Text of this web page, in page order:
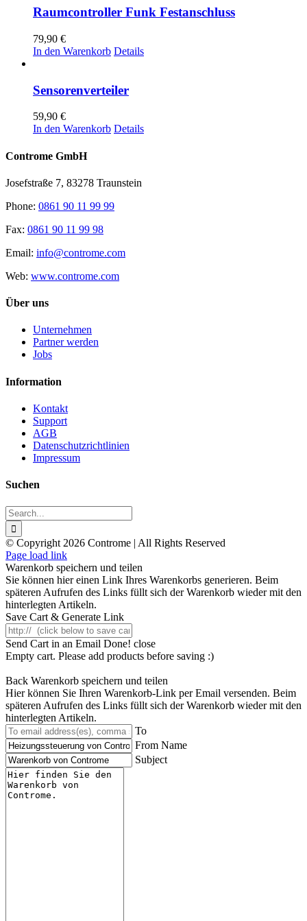
Raumcontroller Funk Festanschluss
79,90 €
In den Warenkorb Details
Sensorenverteiler
59,90 €
In den Warenkorb Details
Controme GmbH
Josefstraße 7, 83278 Traunstein
Phone: 0861 90 11 99 99
Fax: 0861 90 11 99 98
Email: info@controme.com
Web: www.controme.com
Über uns
Unternehmen
Partner werden
Jobs
Information
Kontakt
Support
AGB
Datenschutzrichtlinien
Impressum
Suchen
Search
for:
© Copyright 2026 Controme | All Rights Reserved
Facebook
Instagram
YouTube
Xing
Page load link
Warenkorb speichern und teilen
Sie können hier einen Link Ihres Warenkorbs generieren. Beim
späteren Aufrufen des Links füllt sich der Warenkorb wieder mit den
hinterlegten Artikeln.
Save Cart & Generate Link
Send Cart in an Email Done! close
Empty cart. Please add products before saving :)
Back Warenkorb speichern und teilen
Hier können Sie Ihren Warenkorb-Link per Email versenden. Beim
späteren Aufrufen des Links füllt sich der Warenkorb wieder mit den
hinterlegten Artikeln.
To
From Name
Subject